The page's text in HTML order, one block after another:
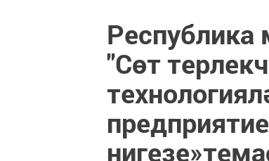
Республика
"Сөт